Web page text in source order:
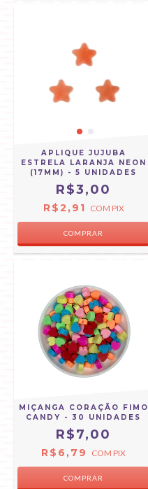
APLIQUE JUJUBA
ESTRELA LARANJA NEON
(17MM) - 5 UNIDADES
R$3,00
R$2,91 COM PIX
MIÇANGA CORAÇÃO FIMO
CANDY - 30 UNIDADES
R$7,00
R$6,79 COM PIX